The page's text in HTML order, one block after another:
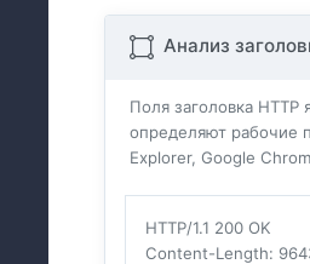
Анализ
Поля заголовка
определяют рабочие
Explorer, Google
HTTP/1.1 200 OK
Content-Length: